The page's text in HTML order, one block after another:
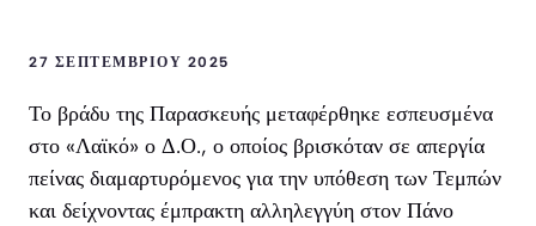
27 ΣΕΠΤΕΜΒΡΊΟΥ 2025
Το βράδυ της Παρασκευής μεταφέρθηκε εσπευσμένα
στο «Λαϊκό» ο Δ.Ο., ο οποίος βρισκόταν σε απεργία
πείνας διαμαρτυρόμενος για την υπόθεση των Τεμπών
και δείχνοντας έμπρακτη αλληλεγγύη στον Πάνο